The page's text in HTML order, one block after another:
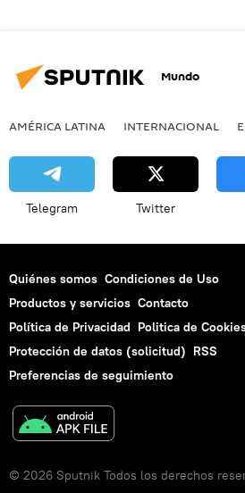
Mundo
AMÉRICA LATINA INTERNACIONAL
Telegram Twitter
Quiénes somos Condiciones de Uso
Productos y servicios Contacto
Política de Privacidad Politica de
Protección de datos (solicitud) RSS
Preferencias de seguimiento
© 2026 Sputnik Todos los derechos